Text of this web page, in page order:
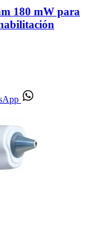
180 mW para